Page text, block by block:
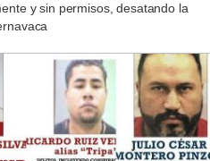
y sin permisos, desatando la